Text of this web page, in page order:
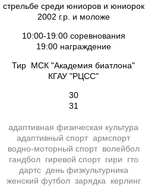
стрельбе среди юниоров и юниорок
2002 г.р. и моложе
10:00-19:00 соревнования
19:00 награждение
Тир МСК "Академия биатлона"
КГАУ "РЦСС"
30
31
адаптивная физическая культура
адаптивный спорт армспорт
водно-моторный спорт волейбол
гандбол гиревой спорт гири
гто
дартс день физкультурника
женский футбол зарядка керлинг